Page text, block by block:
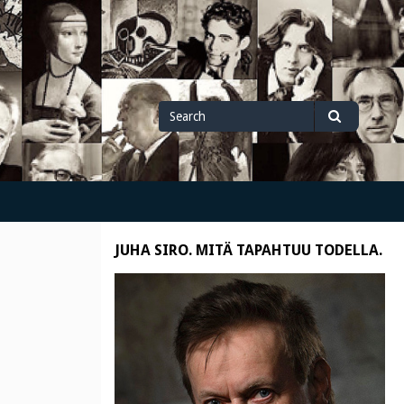
Search
for
Search
JUHA SIRO. MITÄ TAPAHTUU TODELLA.